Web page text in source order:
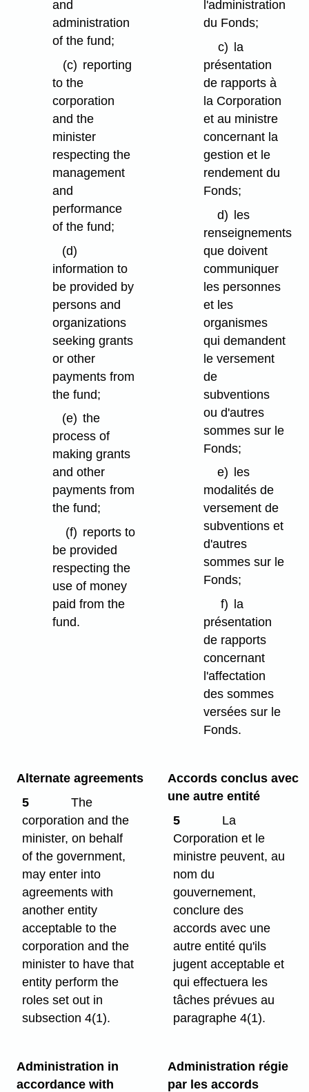
and
administration
of the fund;
(c) reporting
to the
corporation
and the
minister
respecting the
management
and
performance
of the fund;
(d)
information to
be provided by
persons and
organizations
seeking grants
or other
payments from
the fund;
(e) the
process of
making grants
and other
payments from
the fund;
(f) reports to
be provided
respecting the
use of money
paid from the
fund.
l'administration
du Fonds;
c) la
présentation
de rapports à
la Corporation
et au ministre
concernant la
gestion et le
rendement du
Fonds;
d) les
renseignements
que doivent
communiquer
les personnes
et les
organismes
qui demandent
le versement
de
subventions
ou d'autres
sommes sur le
Fonds;
e)
les
modalités de
versement de
subventions et
d'autres
sommes sur le
Fonds;
f)
la
présentation
de rapports
concernant
l'affectation
des sommes
versées sur le
Fonds.
Alternate agreements
5
The
corporation and the
minister, on behalf
of the government,
may enter into
agreements with
another entity
acceptable to the
corporation and the
minister to have that
entity perform the
roles set out in
subsection 4(1).
Accords conclus avec
une autre entité
5
La
Corporation et le
ministre peuvent, au
nom du
gouvernement,
conclure des
accords avec une
autre entité qu'ils
jugent acceptable et
qui effectuera les
tâches prévues au
paragraphe 4(1).
Administration in
accordance with
Administration régie
par les accords